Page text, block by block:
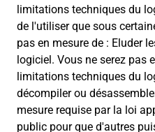
limitations techniques du
de l'utiliser que sous
pas en mesure de : Eluder
logiciel. Vous ne serez pas
limitations techniques du
décompiler ou
mesure requise par la loi
public pour que d'autres